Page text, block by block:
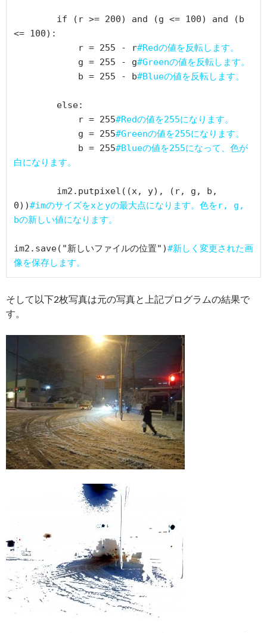
<= 100):
            r = 255 - r
#Redの値を反転します。
            g = 255 - g
#Greenの値を反転します。
            b = 255 - b
#Blueの値を反転します。
            r = 255
#Redの値を255になります。
            g = 255
#Greenの値を255になります。
            b = 255
#Blueの値を255になって、色が
白になります。
0))#imのサイズをxとyの最大点になります。色をr, g,
bの新しい値になります。
im2.save("新しいファイルの位置")#新しく変更された画
像を保存します。
そして以下2枚写真は元の写真と上記プログラムの結果で
す。